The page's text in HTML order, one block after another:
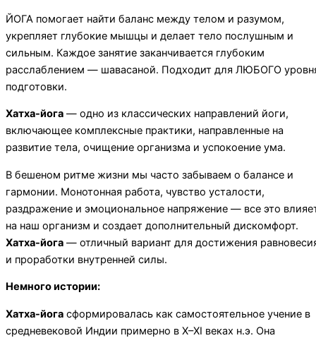
ЙОГА помогает найти баланс между телом и разумом,
укрепляет глубокие мышцы и делает тело послушным и
сильным. Каждое занятие заканчивается глубоким
расслаблением — шавасаной. Подходит для ЛЮБОГО
подготовки.
Хатха-йога — одно из классических направлений йоги,
включающее комплексные практики, направленные на
развитие тела, очищение организма и успокоение ума.
В бешеном ритме жизни мы часто забываем о балансе и
гармонии. Монотонная работа, чувство усталости,
раздражение и эмоциональное напряжение — все это
на наш организм и создает дополнительный дискомфорт.
Хатха-йога — отличный вариант для достижения
и проработки внутренней силы.
Немного истории:
Хатха-йога сформировалась как самостоятельное учение в
средневековой Индии примерно в X–XI веках н.э. Она